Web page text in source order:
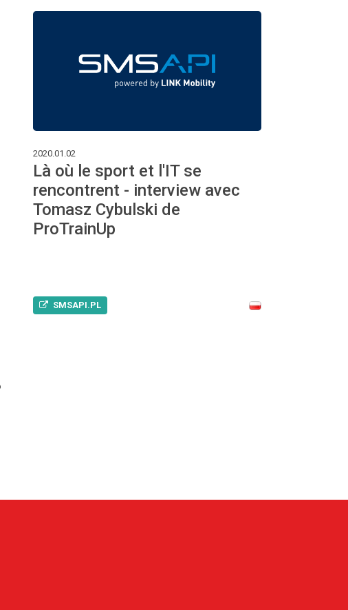
2020.01.02
Là où le sport et l'IT se
rencontrent - interview avec
Tomasz Cybulski de
ProTrainUp
SMSAPI.PL